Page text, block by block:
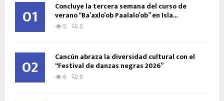
01 Concluye la tercera semana del curso de
verano “Ba’axlo’ob Paalalo’ob” en Isla...
5 0
02 Cancún abraza la diversidad cultural con el
“Festival de danzas negras 2026”
6 0